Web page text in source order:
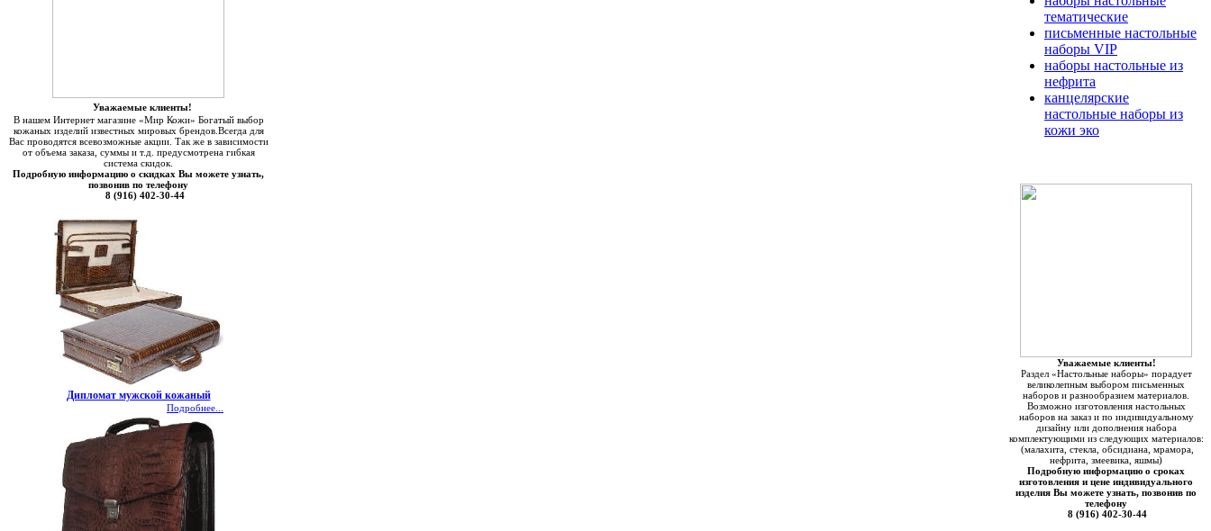
Уважаемые клиенты!
В нашем Интернет магазине «Мир Кожи» Богатый выбор
кожаных изделий известных мировых брендов.Всегда для
Вас проводятся всевозможные акции. Так же в зависимости
от объема заказа, суммы и т.д. предусмотрена гибкая
система скидок.
Подробную информацию о скидках Вы можете узнать,
позвонив по телефону
8 (916) 402-30-44
Дипломат мужской кожаный
Подробнее...
тематические
письменные настольные
наборы VIP
наборы настольные из
нефрита
канцелярские
настольные наборы из
кожи эко
Уважаемые клиенты!
Раздел «Настольные наборы» порадует
великолепным выбором письменных
наборов и разнообразием материалов.
Возможно изготовления настольных
наборов на заказ и по индивидуальному
дизайну или дополнения набора
комплектующими из следующих материалов:
(малахита, стекла, обсидиана, мрамора,
нефрита, змеевика, яшмы)
Подробную информацию о сроках
изготовления и цене индивидуального
изделия Вы можете узнать, позвонив по
телефону
8 (916) 402-30-44